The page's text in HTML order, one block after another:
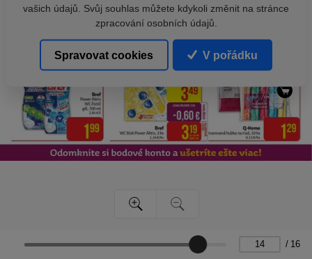
/ 16
vašich údajů. Svůj souhlas můžete kdykoli změnit na stránce
zpracování osobních údajů.
Spravovat cookies V pořádku